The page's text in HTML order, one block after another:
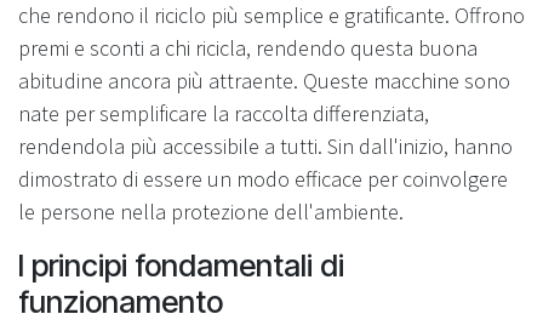
che rendono il riciclo più semplice e gratificante. Offrono
premi e sconti a chi ricicla, rendendo questa buona
abitudine ancora più attraente. Queste macchine sono
nate per semplificare la raccolta differenziata,
rendendola più accessibile a tutti. Sin dall'inizio, hanno
dimostrato di essere un modo efficace per coinvolgere
le persone nella protezione dell'ambiente.
I principi fondamentali di
funzionamento